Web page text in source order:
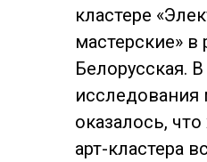
кластере
мастерские» в
Белорусская.
исследования
оказалось,
арт-кластера